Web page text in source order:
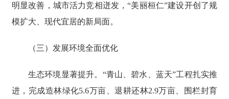
明显改善，城市活力竞相迸发，“美丽桓仁”建设开创了规
模扩大、现代宜居的新局面。
（三）发展环境全面优化
生态环境显著提升。“青山、碧水、蓝天”工程扎实推
进，完成造林绿化5.6万亩、退耕还林2.9万亩、围栏封育